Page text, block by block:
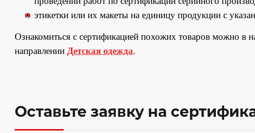
этикетки или их макеты на единицу продукции с
Ознакомиться с сертификацией похожих товаров можно в
направлении Детская одежда.
Оставьте заявку на